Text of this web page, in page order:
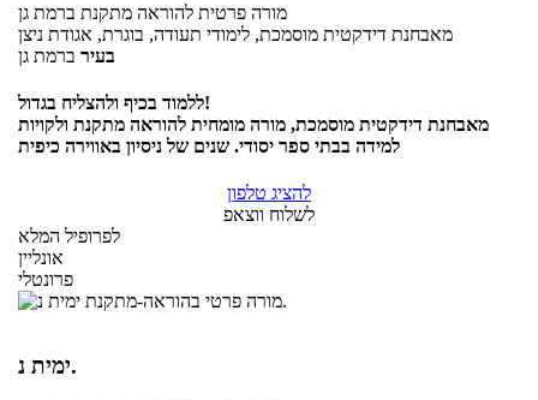
מורה פרטית להוראה מתקנת ברמת גן
מאבחנת דידקטית מוסמכת, לימודי תעודה, בוגרת, אגודת ניצן
בעיר ברמת גן
ללמוד בכיף ולהצליח בגדול!
מאבחנת דידקטית מוסמכת, מורה מומחית להוראה מתקנת ולקויות
למידה בבתי ספר יסודי. שנים של ניסיון באווירה כיפית
להציג טלפון
לשלוח ווצאפ
לפרופיל המלא
אונליין
פרונטלי
ימית נ.